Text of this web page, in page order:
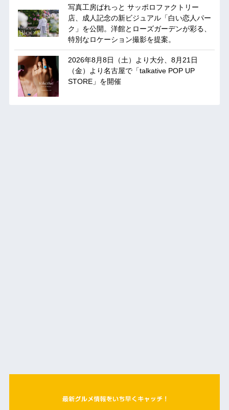
写真工房ぱれっと サッポロファクトリー
店、成人記念の新ビジュアル「白い恋人パー
ク」を公開。洋館とローズガーデンが彩る、
特別なロケーション撮影を提案。
2026年8月8日（土）より大分、8月21日
（金）より名古屋で「talkative POP UP
STORE」を開催